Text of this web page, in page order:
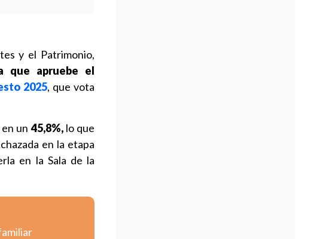
y el Patrimonio,
que apruebe el
2025, que vota
en un45,8%,lo que
en la etapa
en la Sala de la